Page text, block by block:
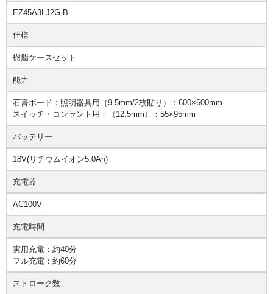
EZ45A3LJ2G-B
仕様
樹脂ケースセット
能力
石膏ボード：照明器具用（9.5mm/2枚貼り）：600×600mm
スイッチ・コンセント用：（12.5mm）：55×95mm
バッテリー
18V(リチウムイオン5.0Ah)
充電器
AC100V
充電時間
実用充電：約40分
フル充電：約60分
ストローク数